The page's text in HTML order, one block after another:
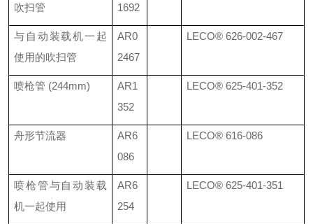
吹扫管
1692
与自动装载机一起
使用的吹扫管
AR0
2467
LECO® 626-002-467
喷枪管 (244mm)
AR1
352
LECO® 625-401-352
舟形节流器
AR6
086
LECO® 616-086
喷枪管与自动装载
机一起使用
AR6
254
LECO® 625-401-351